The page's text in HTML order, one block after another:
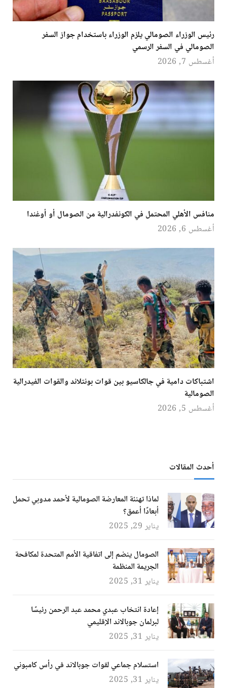
رئيس الوزراء الصومالي يلزم الوزراء باستخدام جواز السفر
الصومالي في السفر الرسمي
أغسطس 7, 2026
منافس الأهلي المحتمل في الكونفدرالية من الصومال أو أوغندا
أغسطس 6, 2026
اشتباكات دامية في جالكاسيو بين قوات بونتلاند والقوات الفيدرالية
الصومالية
أغسطس 5, 2026
أحدث المقالات
لماذا تهنئة المعارضة الصومالية لأحمد مدوبي تحمل
أبعادًا أعمق؟
يناير 29, 2025
الصومال ينضم إلى اتفاقية الأمم المتحدة لمكافحة
الجريمة المنظمة
يناير 31, 2025
إعادة انتخاب عبدي محمد عبد الرحمن رئيسًا
لبرلمان جوبالاند الإقليمي
يناير 31, 2025
استسلام جماعي لقوات جوبالاند في رأس كامبوني
يناير 31, 2025